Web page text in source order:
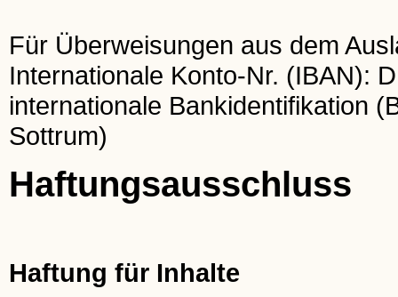
Für Überweisungen aus dem
Internationale Konto-Nr. (IBAN):
internationale Bankidentifikation
Sottrum)
Haftungsausschluss
Haftung für Inhalte